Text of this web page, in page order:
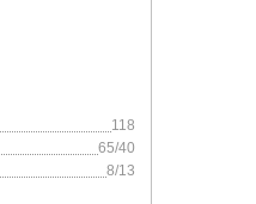
118
65/40
8/13